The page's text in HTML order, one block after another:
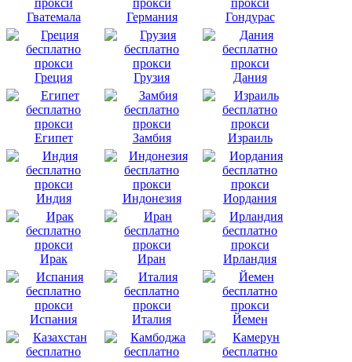
Гватемала Германия Гондурас
Греция Грузия Дания
Египет Замбия Израиль
Индия Индонезия Иордания
Ирак Иран Ирландия
Испания Италия Йемен